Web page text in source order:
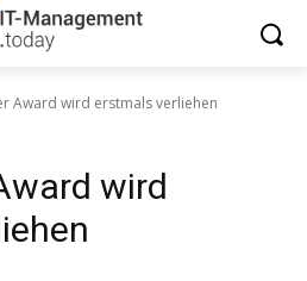
Award wird erstmals verliehen
wird